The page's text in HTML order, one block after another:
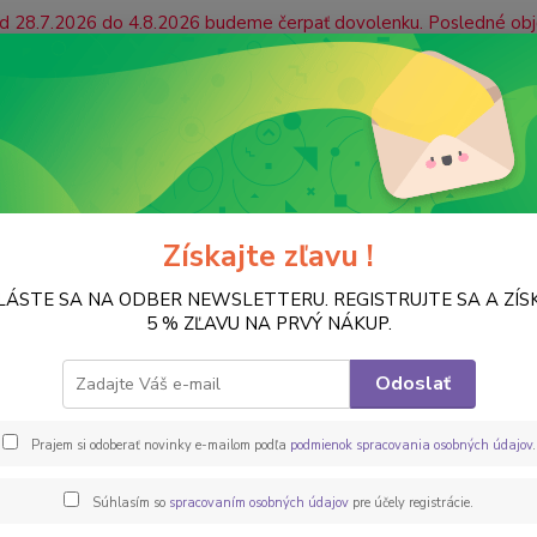
28.7.2026 do 4.8.2026 budeme čerpať dovolenku. Posledné
prosíme, aby ste platby uhradili včas, prípadne zvážili
počas našej dovolenky radi prijmeme a začneme ich
Hľadať
NA DECOUPAGE Ryžové papiere, formát A4 Ryžový papier
papier na decoupage DEK338
vám
Získajte zľavu !
SA NA ODBER NEWSLETTERU. REGISTRUJTE SA A
5 % ZĽAVU NA PRVÝ NÁKUP.
Odoslať
Prajem si odoberať novinky e-mailom podľa podmienok spracovania osobných údajov.
Súhlasím so spracovaním osobných údajov pre účely registrácie.